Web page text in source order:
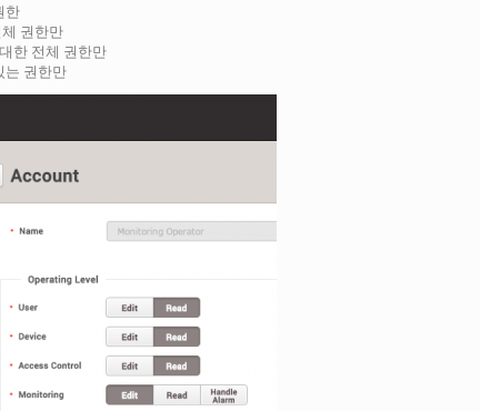
한
권한만
한 전체 권한만
는 권한만